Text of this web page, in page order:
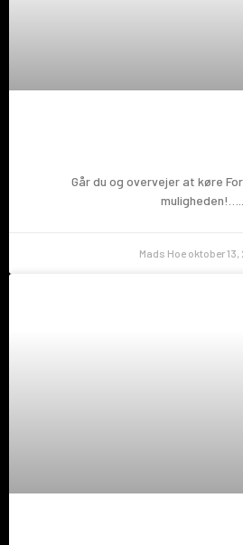
Går du og overvejer at køre
muligheden!…..
Mads Hoe oktober 13,